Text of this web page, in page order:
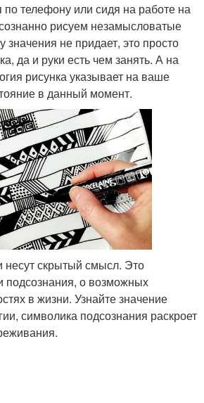
по телефону или сидя на работе на
рисуем незамысловатые
значения не придает, это просто
да и руки есть чем занять. А на
рисунка указывает на ваше
в данный момент.
несут скрытый смысл. Это
подсознания, о возможных
в жизни. Узнайте значение
символика подсознания раскроет